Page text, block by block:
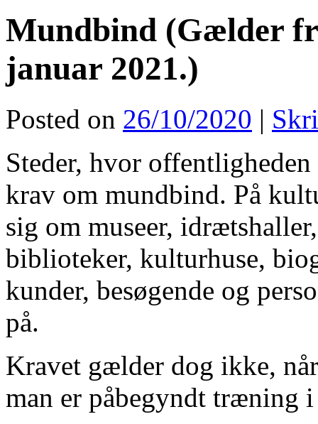
Mundbind (Gælder
januar 2021.)
Posted on 26/10/2020 |
Steder, hvor
krav om mundbind. På
sig om museer,
biblioteker, kulturhuse,
kunder, besøgende og
på.
Kravet gælder dog ikke,
man er påbegyndt træning